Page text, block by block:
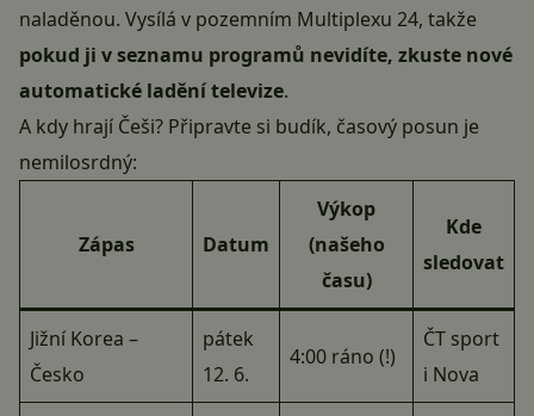
naladěnou. Vysílá v pozemním Multiplexu 24, takže
pokud ji v seznamu programů nevidíte, zkuste nové
automatické ladění televize.
A kdy hrají Češi? Připravte si budík, časový posun je
nemilosrdný:
Zápas Datum
Výkop
(našeho
času)
Kde
sledovat
Jižní Korea –
Česko
pátek
12. 6.
4:00 ráno (!)
ČT sport
i Nova